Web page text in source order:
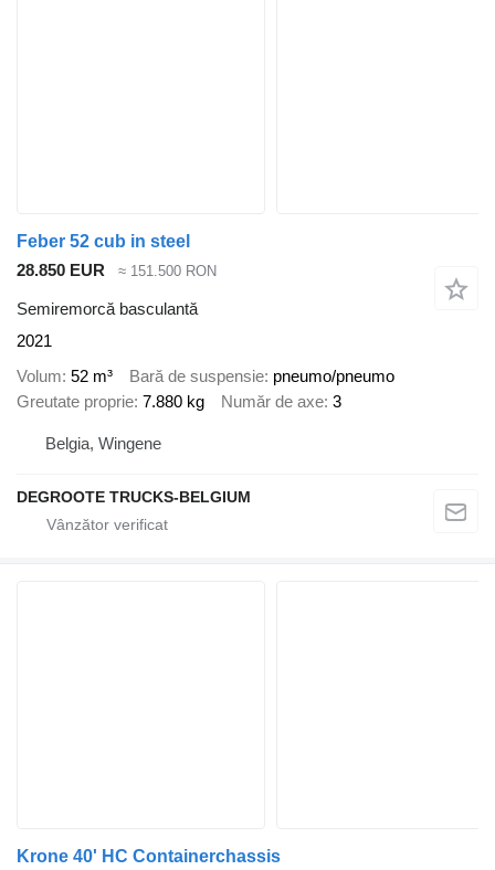
Feber 52 cub in steel
28.850 EUR
≈ 151.500 RON
Semiremorcă basculantă
2021
Volum 52 m³ Bară de suspensie pneumo/pneumo
Greutate proprie 7.880 kg Număr de axe 3
Belgia, Wingene
DEGROOTE TRUCKS-BELGIUM
Krone 40' HC Containerchassis